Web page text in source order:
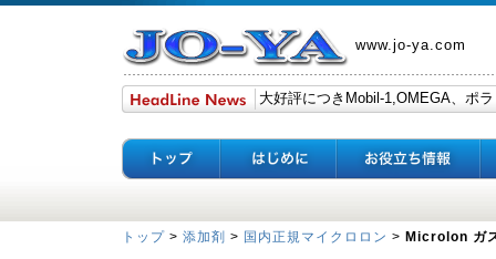
www.jo-ya.com
トップ > 添加剤 > 国内正規マイクロロン > Microlon ガ